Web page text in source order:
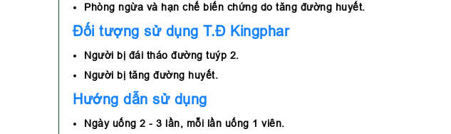
Phòng ngừa và hạn chế biến chứng do tăng đường huyết.
Đối tượng sử dụng T.Đ Kingphar
Người bị đái tháo đường tuýp 2.
Người bị tăng đường huyết.
Hướng dẫn sử dụng
Ngày uống 2 - 3 lần, mỗi lần uống 1 viên.